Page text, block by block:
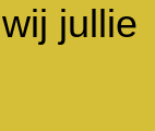
jullie